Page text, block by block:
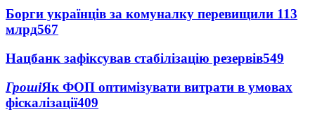
Борги українців за комуналку перевищили 113
млрд567
Нацбанк зафіксував стабілізацію резервів549
ГрошіЯк ФОП оптимізувати витрати в умовах
фіскалізації409